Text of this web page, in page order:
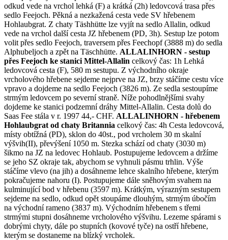
odkud vede na vrchol lehká (F) a krátká (2h) ledovcová trasa přes
sedlo Feejoch. Pěkná a nezkažená cesta vede SV hřebenem
Hohlaubgrat. Z chaty Täshhütte lze vyjít na sedlo Allalin, odkud
vede na vrchol další cesta JZ hřebenem (PD, 3h). Sestup lze potom
volit přes sedlo Feejoch, traversem přes Feechopf (3888 m) do sedla
Alphubeljoch a zpět na Täschhütte. ALLALINHORN - sestup
přes Feejoch ke stanici Mittel-Allalin celkový čas: 1h Lehká
ledovcová cesta (F), 580 m sestupu. Z východního okraje
vrcholového hřebene sejdeme nejprve na JZ, brzy stáčíme cestu více
vpravo a dojdeme na sedlo Feejoch (3826 m). Ze sedla sestoupíme
strmým ledovcem po severní straně. Níže pohodlnějšími svahy
dojdeme ke stanici podzemní dráhy Mittel-Allalin. Cesta dolů do
Saas Fee stála v r. 1997 44,- CHF. ALLALINHORN - hřebenem
Hohlaubgrat od chaty Britannia celkový čas: 4h Cesta ledovcová,
místy obtížná (PD), sklon do 40st., pod vrcholem 30 m skalní
výšvih(II), převýšení 1050 m. Stezka schází od chaty (3030 m)
šikmo na JZ na ledovec Hohlaub. Postupujeme ledovcem a držíme
se jeho SZ okraje tak, abychom se vyhnuli pásmu trhlin. Výše
stáčíme vlevo (na jih) a dosáhneme lehce skalního hřebene, kterým
pokračujeme nahoru (I). Postupujeme dále sněhovým svahem na
kulminující bod v hřebenu (3597 m). Krátkým, výrazným sestupem
sejdeme na sedlo, odkud opět stoupáme dlouhým, strmým úbočím
na východní rameno (3837 m). Východním hřebenem s třemi
strmými stupni dosáhneme vrcholového výšvihu. Lezeme spárami s
dobrými chyty, dále po stupních (kovové tyče) na ostří hřebene,
kterým se dostaneme na blízký vrcholek.